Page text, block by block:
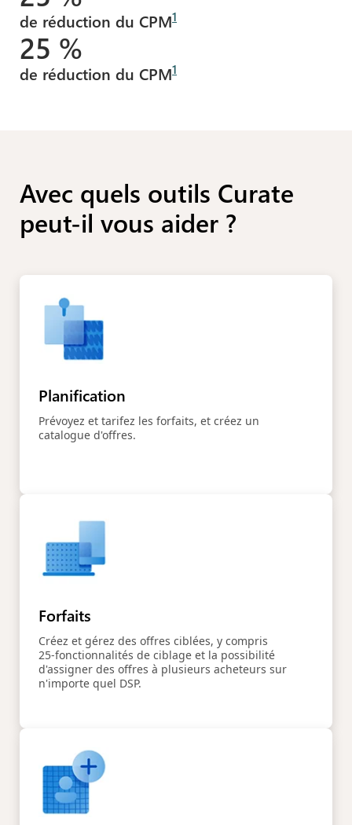
de réduction du CPM1
25 %
de réduction du CPM1
Avec quels outils Curate
peut-il vous aider ?
Planification
Prévoyez et tarifez les forfaits, et créez un
catalogue d'offres.
Forfaits
Créez et gérez des offres ciblées, y compris
25‑fonctionnalités de ciblage et la possibilité
d'assigner des offres à plusieurs acheteurs sur
n'importe quel DSP.